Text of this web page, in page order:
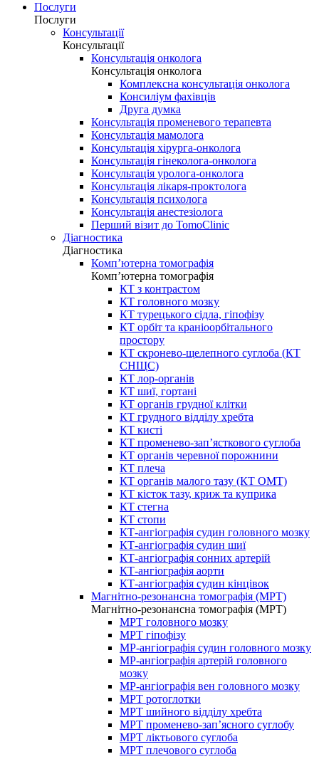
Послуги
Послуги
Консультації
Консультації
Консультація онколога
Консультація онколога
Комплексна консультація онколога
Консиліум фахівців
Друга думка
Консультація променевого терапевта
Консультація мамолога
Консультація хірурга-онколога
Консультація гінеколога-онколога
Консультація уролога-онколога
Консультація лікаря-проктолога
Консультація психолога
Консультація анестезіолога
Перший візит до TomoClinic
Діагностика
Діагностика
Комп’ютерна томографія
Комп’ютерна томографія
КТ з контрастом
КТ головного мозку
КТ турецького сідла, гіпофізу
КТ орбіт та краніоорбітального
простору
КТ скронево-щелепного суглоба (КТ
СНЩС)
КТ лор-органів
КТ шиї, гортані
КТ органів грудної клітки
КТ грудного відділу хребта
КТ кисті
КТ променево-зап’ясткового суглоба
КТ органів черевної порожнини
КТ плеча
КТ органів малого тазу (КТ ОМТ)
КТ кісток тазу, криж та куприка
КТ стегна
КТ стопи
КТ-ангіографія судин головного мозку
КТ-ангіографія судин шиї
КТ-ангіографія сонних артерій
КТ-ангіографія аорти
КТ-ангіографія судин кінцівок
Магнітно-резонансна томографія (МРТ)
Магнітно-резонансна томографія (МРТ)
МРТ головного мозку
МРТ гіпофізу
МР-ангіографія судин головного мозку
МР-ангіографія артерій головного
мозку
МР-ангіографія вен головного мозку
МРТ ротоглотки
МРТ шийного відділу хребта
МРТ променево-зап’ясного суглобу
МРТ ліктьового суглоба
МРТ плечового суглоба